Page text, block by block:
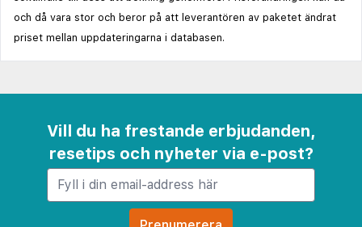
och då vara stor och beror på att leverantören av paketet ändrat
priset mellan uppdateringarna i databasen.
Vill du ha frestande erbjudanden,
resetips och nyheter via e-post?